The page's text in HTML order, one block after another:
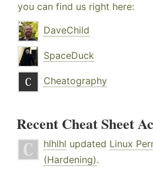
you can find us right here:
DaveChild
SpaceDuck
Cheatography
Recent Cheat Sheet
hlhlhl updated Linux
(Hardening).